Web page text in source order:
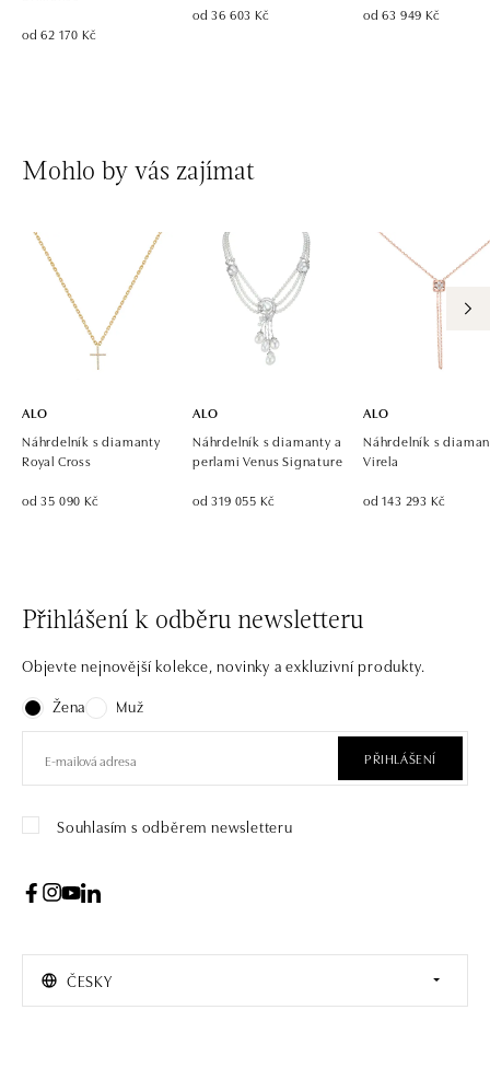
od 62 170 Kč
od 36 603 Kč od 63 949 Kč
Mohlo by vás zajímat
ALO
Náhrdelník s diamanty
Royal Cross
od 35 090 Kč
ALO
Náhrdelník s diamanty a
perlami Venus Signature
od 319 055 Kč
ALO
Náhrdelník s
Virela
od 143 293 Kč
Přihlášení k odběru newsletteru
Objevte nejnovější kolekce, novinky a exkluzivní produkty.
Žena
Muž
PŘIHLÁŠENÍ
Souhlasím s odběrem newsletteru
ČESKY